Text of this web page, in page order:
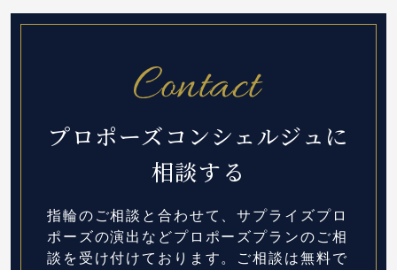
プロポーズコンシェルジュに
相談する
指輪のご相談と合わせて、サプライズプロ
ポーズの演出などプロポーズプランのご相
談を受け付けております。 ご相談は無料で